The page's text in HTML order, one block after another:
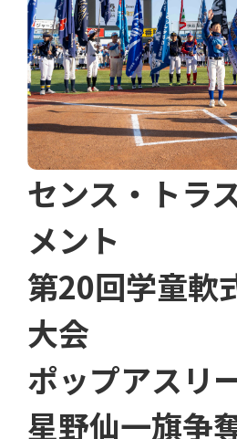
センス・トラ
メント
第20回学童軟
大会
ポップアスリ
星野仙一旗争